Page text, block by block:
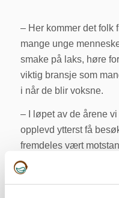
– Her kommer det folk
mange unge
smake på laks, høre
viktig bransje som
i når de blir voksne.
– I løpet av de årene
opplevd ytterst få
fremdeles vært
forteller Nilsen. Det
inngrodde